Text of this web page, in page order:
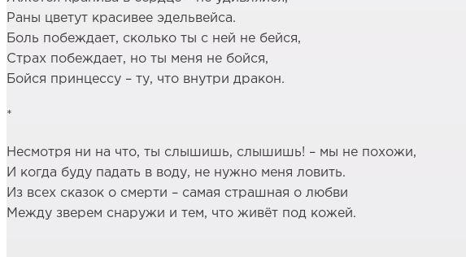
Раны цветут красивее эдельвейса.
Боль побеждает, сколько ты с ней не бейся,
Страх побеждает, но ты меня не бойся,
Бойся принцессу – ту, что внутри дракон.
*
Несмотря ни на что, ты слышишь, слышишь! – мы не похожи,
И когда буду падать в воду, не нужно меня ловить.
Из всех сказок о смерти – самая страшная о любви
Между зверем снаружи и тем, что живёт под кожей.